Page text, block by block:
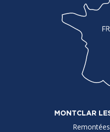
MONTCLAR